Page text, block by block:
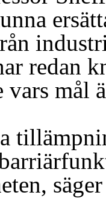
redan
vars mål